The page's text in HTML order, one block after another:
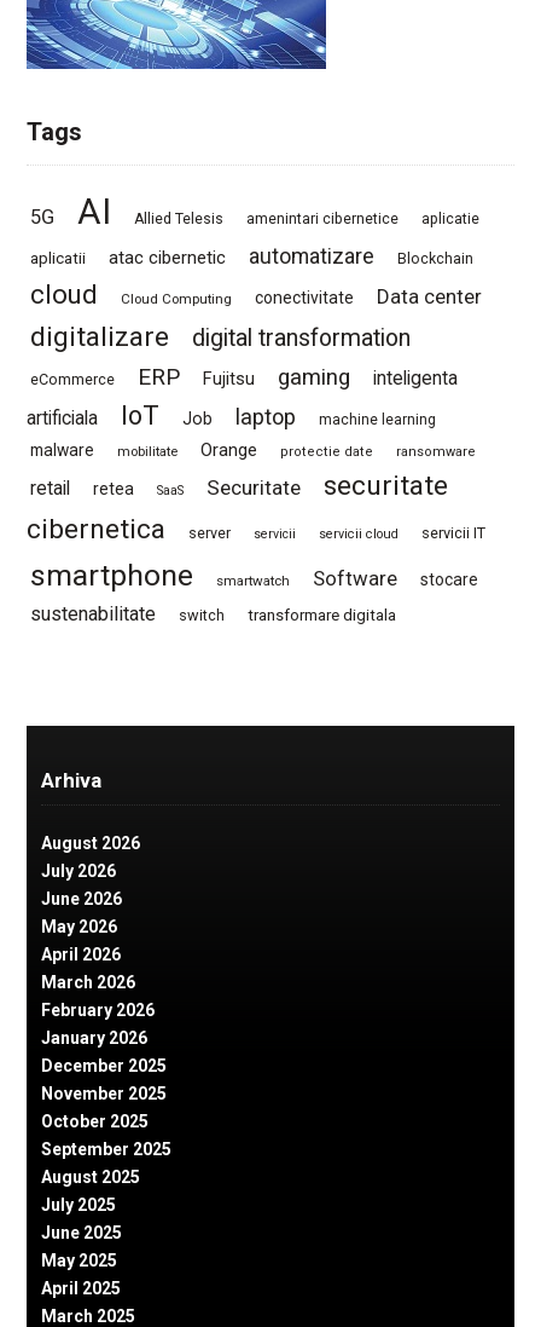
Tags
5G AI Allied Telesis amenintari cibernetice aplicatie
aplicatii atac cibernetic automatizare Blockchain
cloud Cloud Computing conectivitate Data center
digitalizare digital transformation
eCommerce ERP Fujitsu gaming
inteligenta
artificiala
IoT Job laptop machine learning
malware mobilitate Orange protectie date ransomware
retail retea SaaS Securitate
securitate
cibernetica
server servicii servicii cloud servicii IT
smartphone smartwatch Software stocare
sustenabilitate switch transformare digitala
Arhiva
August 2026
July 2026
June 2026
May 2026
April 2026
March 2026
February 2026
January 2026
December 2025
November 2025
October 2025
September 2025
August 2025
July 2025
June 2025
May 2025
April 2025
March 2025